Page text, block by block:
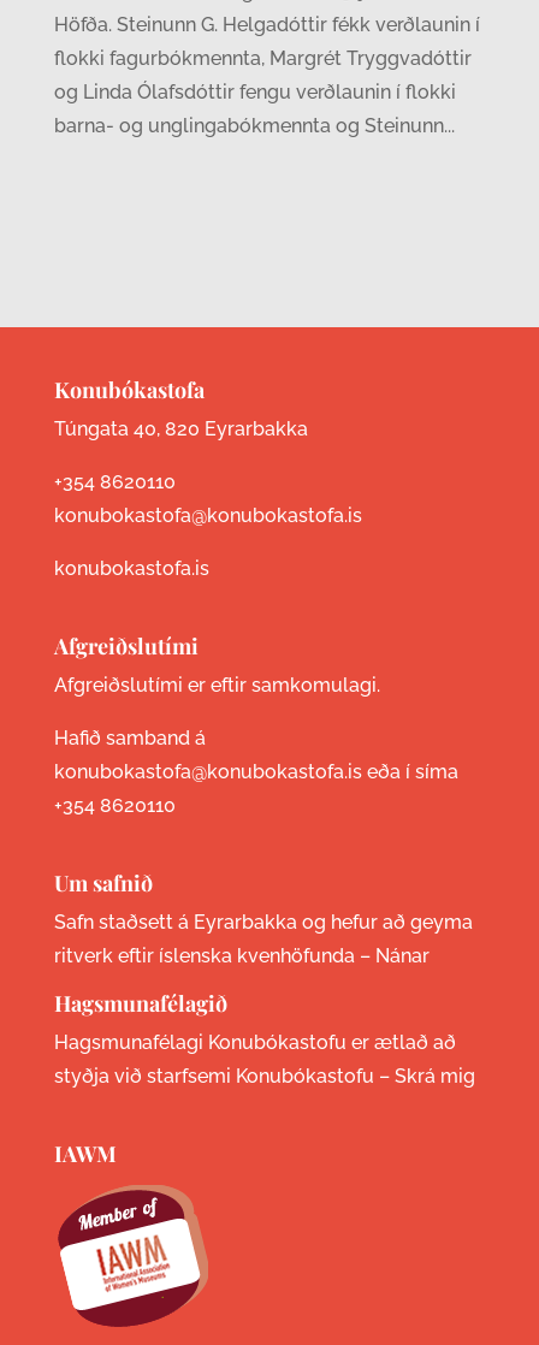
Höfða. Steinunn G. Helgadóttir fékk verðlaunin í
flokki fagurbókmennta, Margrét Tryggvadóttir
og Linda Ólafsdóttir fengu verðlaunin í flokki
barna- og unglingabókmennta og Steinunn...
Konubókastofa
Túngata 40, 820 Eyrarbakka
+354 8620110
konubokastofa@konubokastofa.is
konubokastofa.is
Afgreiðslutími
Afgreiðslutími er eftir samkomulagi.
Hafið samband á
konubokastofa@konubokastofa.is eða í síma
+354 8620110
Um safnið
Safn staðsett á Eyrarbakka og hefur að geyma
ritverk eftir íslenska kvenhöfunda – Nánar
Hagsmunafélagið
Hagsmunafélagi Konubókastofu er ætlað að
styðja við starfsemi Konubókastofu – Skrá mig
IAWM